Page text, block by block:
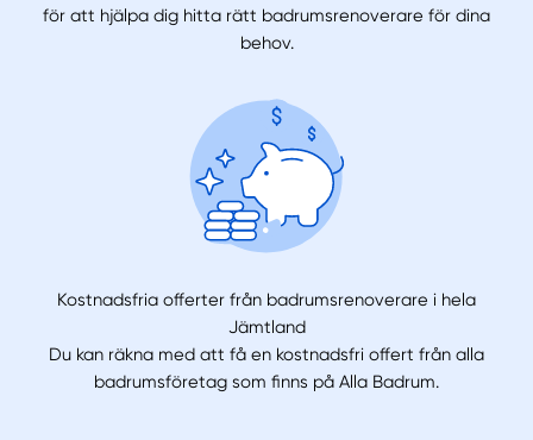
för att hjälpa dig hitta rätt badrumsrenoverare för dina
behov.
Kostnadsfria offerter från badrumsrenoverare i hela
Jämtland
Du kan räkna med att få en kostnadsfri offert från alla
badrumsföretag som finns på Alla Badrum.